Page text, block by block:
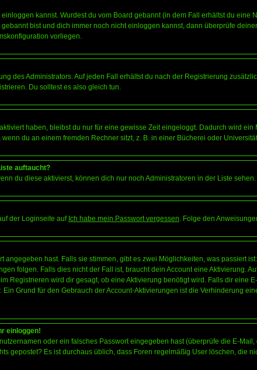
kannst. Wurdest du vom Board gebannt (in dem Fall erhältst du
bist und dich immer noch nicht einloggen kannst, dann überprüfe
vorliegen.
des Administrators. Auf jeden Fall erhältst du nach der Registrierung
Du solltest es also gleich tun.
haben, bleibst du nur für eine gewisse Zeit eingeloggt. Dadurch wird
du an einem fremden Rechner sitzt, z. B. in einer Bücherei oder
auftaucht?
du diese aktivierst, können dich nur noch Administratoren in der Liste
der Loginseite auf Ich habe mein Passwort vergessen. Folge den
hast. Falls sie stimmen, gibt es zwei Möglichkeiten, was passiert
folgen. Falls dies nicht der Fall ist, braucht dein Account eine Aktivierung.
Registrieren wird dir gesagt, ob eine Aktivierung benötigt wird. Falls dir
Grund für den Gebrauch der Account-Aktivierungen ist die Verhinderung
einloggen!
oder ein falsches Passwort eingegeben hast (überprüfe die E-
gepostet? Es ist durchaus üblich, dass Foren regelmäßig User löschen, die